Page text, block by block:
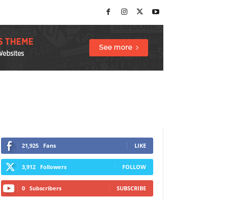
21,925 Fans LIKE
3,912 Followers FOLLOW
0 Subscribers SUBSCRIBE